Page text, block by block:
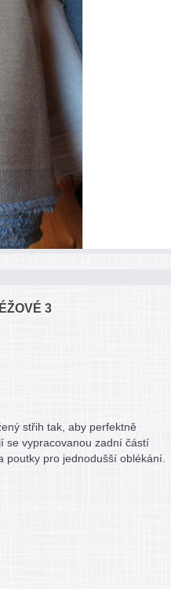
3
střih tak, aby perfektně
se vypracovanou zadní částí
poutky pro jednodušší oblékání.